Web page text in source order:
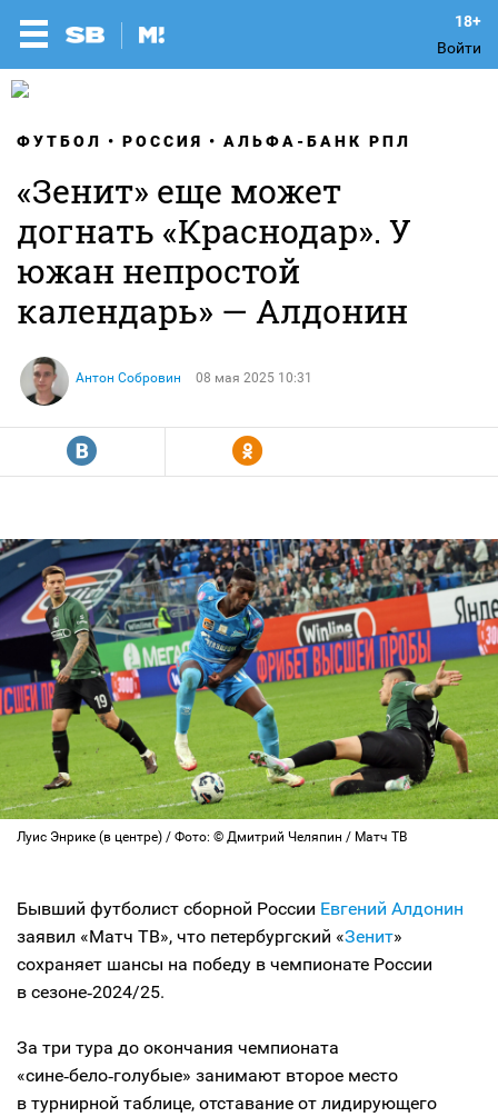
Войти
ФУТБОЛ РОССИЯ АЛЬФА-БАНК РПЛ
«Зенит» еще может
догнать «Краснодар». У
южан непростой
календарь» — Алдонин
Антон Собровин 08 мая 2025 10:31
R Y
Луис Энрике (в центре) / Фото: © Дмитрий Челяпин / Матч ТВ
Бывший футболист сборной России Евгений Алдонин
заявил «Матч ТВ», что петербургский «Зенит»
сохраняет шансы на победу в чемпионате России
в сезоне‑2024/25.
За три тура до окончания чемпионата
«сине‑бело‑голубые» занимают второе место
в турнирной таблице, отставание от лидирующего